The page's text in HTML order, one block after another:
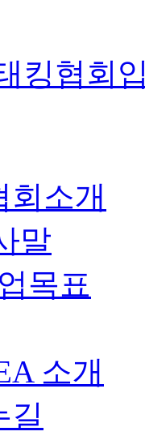
회소개
말
목표
소개
길